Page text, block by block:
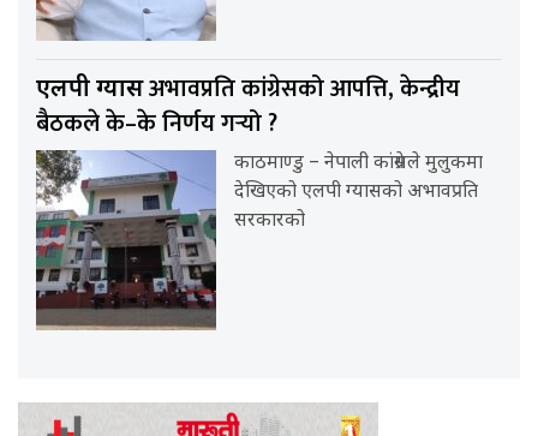
एलपी ग्यासअभावप्रति कांग्रेसको आपत्ति, केन्द्रीय
बैठकले के–के निर्णय गर्‍यो ?
काठमाण्डु – नेपाली कांग्रेसले मुलुकमा
देखिएको एलपी ग्यासको अभावप्रति
सरकारको